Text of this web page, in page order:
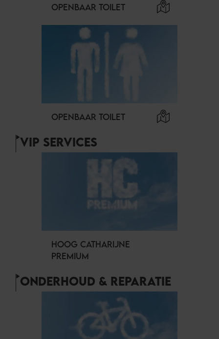
OPENBAAR TOILET
OPENBAAR TOILET
VIP SERVICES
HOOG CATHARIJNE
PREMIUM
ONDERHOUD & REPARATIE